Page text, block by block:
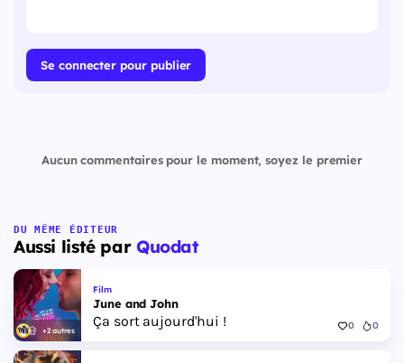
Se connecter pour publier
Aucun commentaires pour le moment, soyez le premier
DU MÊME ÉDITEUR
Aussi listé par Quodat
+2 autres
Film
June and John
Ça sort aujourd'hui ! 0 0